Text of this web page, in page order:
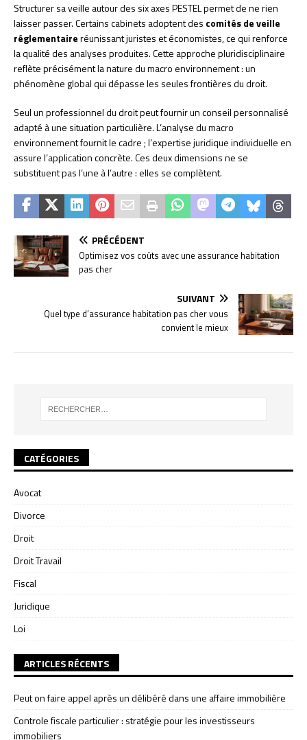
Structurer sa veille autour des six axes PESTEL permet de ne rien
laisser passer. Certains cabinets adoptent des comités de veille
réglementaireréunissant juristes et économistes, ce qui renforce
la qualité des analyses produites. Cette approche pluridisciplinaire
reflète précisément la nature du macro environnement : un
phénomène global qui dépasse les seules frontières du droit.
Seul un professionnel du droit peut fournir un conseil personnalisé
adapté à une situation particulière. L’analyse du macro
environnement fournit le cadre ; l’expertise juridique individuelle en
assure l’application concrète. Ces deux dimensions ne se
substituent pas l’une à l’autre : elles se complètent.
PRÉCÉDENT
Optimisez vos coûts avec une assurance habitation
pas cher
SUIVANT
Quel type d’assurance habitation pas cher vous
convient le mieux
CATÉGORIES
Avocat
Divorce
Droit
Droit Travail
Fiscal
Juridique
Loi
ARTICLES RÉCENTS
Peut on faire appel après un délibéré dans une affaire immobilière
Controle fiscale particulier : stratégie pour les investisseurs
immobiliers